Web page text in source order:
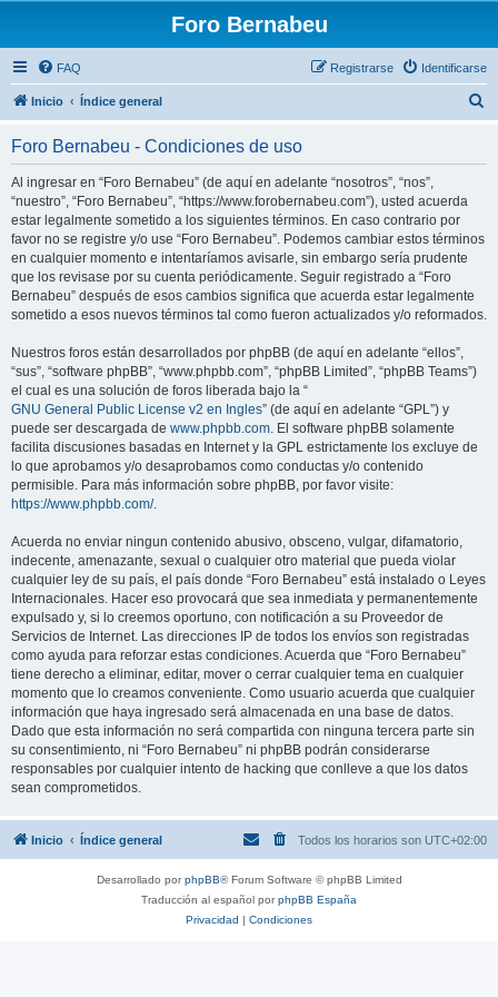
Foro Bernabeu
FAQ Identificarse
Registrarse
Inicio Índice general
Foro Bernabeu - Condiciones de uso
Al ingresar en “Foro Bernabeu” (de aquí en adelante “nosotros”, “nos”,
“nuestro”, “Foro Bernabeu”, “https://www.forobernabeu.com”), usted acuerda
estar legalmente sometido a los siguientes términos. En caso contrario por
favor no se registre y/o use “Foro Bernabeu”. Podemos cambiar estos términos
en cualquier momento e intentaríamos avisarle, sin embargo sería prudente
que los revisase por su cuenta periódicamente. Seguir registrado a “Foro
Bernabeu” después de esos cambios significa que acuerda estar legalmente
sometido a esos nuevos términos tal como fueron actualizados y/o reformados.
Nuestros foros están desarrollados por phpBB (de aquí en adelante “ellos”,
“sus”, “software phpBB”, “www.phpbb.com”, “phpBB Limited”, “phpBB Teams”)
el cual es una solución de foros liberada bajo la “
GNU General Public License v2 en Ingles” (de aquí en adelante “GPL”) y
puede ser descargada de www.phpbb.com. El software phpBB solamente
facilita discusiones basadas en Internet y la GPL estrictamente los excluye de
lo que aprobamos y/o desaprobamos como conductas y/o contenido
permisible. Para más información sobre phpBB, por favor visite:
https://www.phpbb.com/.
Acuerda no enviar ningun contenido abusivo, obsceno, vulgar, difamatorio,
indecente, amenazante, sexual o cualquier otro material que pueda violar
cualquier ley de su país, el país donde “Foro Bernabeu” está instalado o Leyes
Internacionales. Hacer eso provocará que sea inmediata y permanentemente
expulsado y, si lo creemos oportuno, con notificación a su Proveedor de
Servicios de Internet. Las direcciones IP de todos los envíos son registradas
como ayuda para reforzar estas condiciones. Acuerda que “Foro Bernabeu”
tiene derecho a eliminar, editar, mover o cerrar cualquier tema en cualquier
momento que lo creamos conveniente. Como usuario acuerda que cualquier
información que haya ingresado será almacenada en una base de datos.
Dado que esta información no será compartida con ninguna tercera parte sin
su consentimiento, ni “Foro Bernabeu” ni phpBB podrán considerarse
responsables por cualquier intento de hacking que conlleve a que los datos
sean comprometidos.
Inicio Índice general Todos los horarios son UTC+02:00
Desarrollado porphpBB® Forum Software © phpBB Limited
Traducción al español porphpBB España
Privacidad | Condiciones